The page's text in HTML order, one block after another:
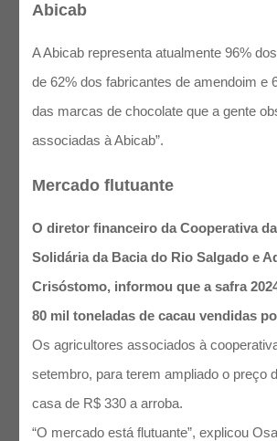
Abicab
A Abicab representa atualmente 96%
de 62% dos fabricantes de amendoim e
das marcas de chocolate que a gente
associadas à Abicab”.
Mercado flutuante
O diretor financeiro da Cooperativa
Solidária da Bacia do Rio Salgado e
Crisóstomo, informou que a safra
80 mil toneladas de cacau vendidas
Os agricultores associados à
setembro, para terem ampliado o preço
casa de R$ 330 a arroba.
“O mercado está flutuante”, explicou